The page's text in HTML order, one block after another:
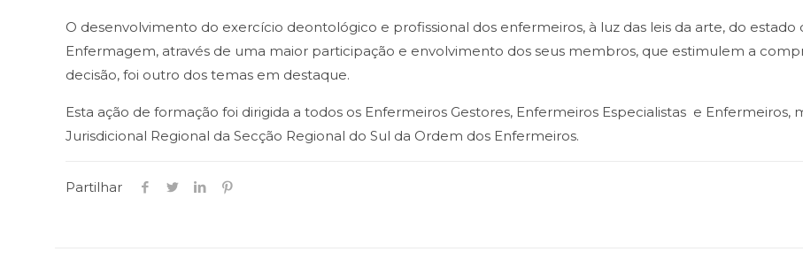
O desenvolvimento do exercício deontológico e profissional dos enfermeiros, à luz das leis da arte, do
Enfermagem, através de uma maior participação e envolvimento dos seus membros, que estimulem a
decisão, foi outro dos temas em destaque.
Esta ação de formação foi dirigida a todos os Enfermeiros Gestores, Enfermeiros Especialistas e
Jurisdicional Regional da Secção Regional do Sul da Ordem dos Enfermeiros.
Partilhar